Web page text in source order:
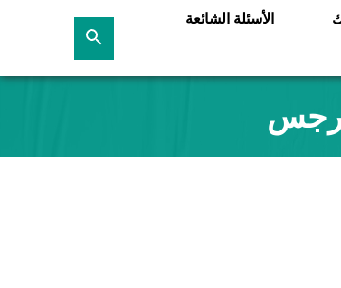
الأسئلة الشائعة
بحث